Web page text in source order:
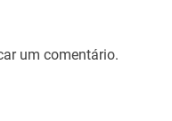
um comentário.